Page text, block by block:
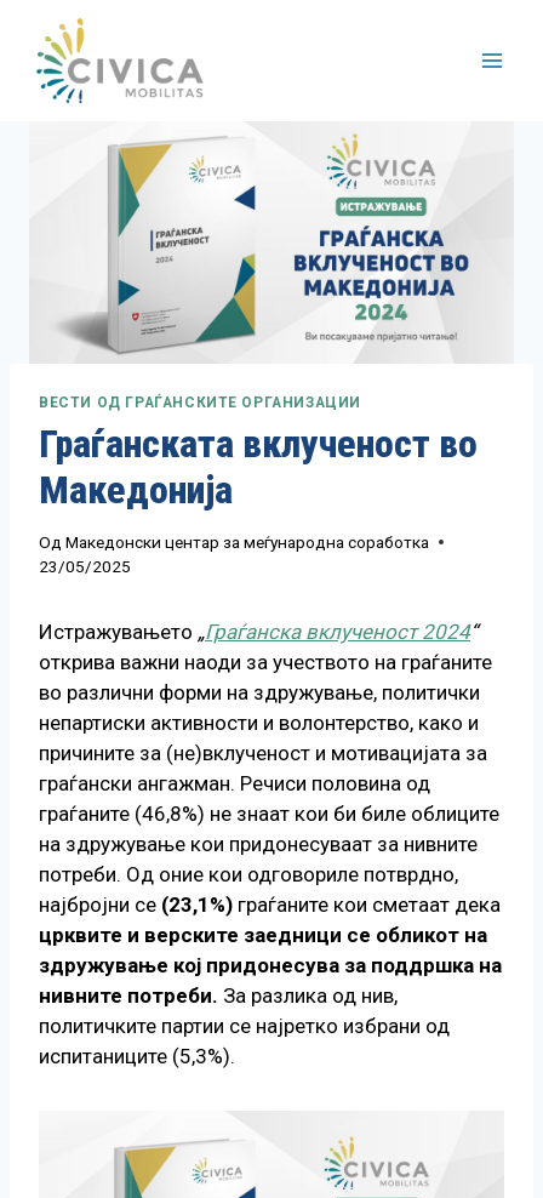
content
ВЕСТИ ОД ГРАЃАНСКИТЕ ОРГАНИЗАЦИИ
Граѓанската вклученост во
Македонија
Од Македонски центар за меѓународна соработка
23/05/2025
Истражувањето „Граѓанска вклученост 2024“
открива важни наоди за учеството на граѓаните
во различни форми на здружување, политички
непартиски активности и волонтерство, како и
причините за (не)вклученост и мотивацијата за
граѓански ангажман. Речиси половина од
граѓаните (46,8%) не знаат кои би биле облиците
на здружување кои придонесуваат за нивните
потреби. Од оние кои одговориле потврдно,
најбројни се (23,1%) граѓаните кои сметаат дека
црквите и верските заедници се обликот на
здружување кој придонесува за поддршка на
нивните потреби. За разлика од нив,
политичките партии се најретко избрани од
испитаниците (5,3%).